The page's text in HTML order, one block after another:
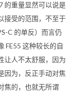
的重量显然可以说是
接受的范围，不至于
C 的单反）而言仍
FE55 这种较长的自
让人不太舒服，因为
因为，反正手动对焦
焦的，也就无所谓